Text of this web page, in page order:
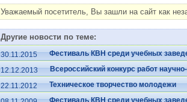
Уважаемый посетитель, Вы зашли на сайт как
Другие новости по теме:
30.11.2015
Фестиваль КВН среди учебных
12.12.2013
Всероссийский конкурс работ
22.11.2012
Техническое творчество молодежи
Фестиваль КВН среди учебных